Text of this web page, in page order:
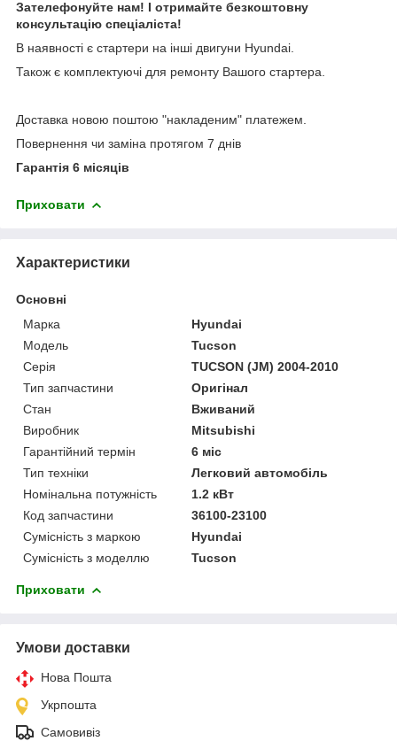
Зателефонуйте нам! І отримайте безкоштовну
консультацію спеціаліста!
В наявності є стартери на інші двигуни Hyundai.
Також є комплектуючі для ремонту Вашого стартера.
Доставка новою поштою "накладеним" платежем.
Повернення чи заміна протягом 7 днів
Гарантія 6 місяців
Приховати
Характеристики
Основні
Марка
Hyundai
Модель
Tucson
Серія
TUCSON (JM) 2004-2010
Тип запчастини
Оригінал
Стан
Вживаний
Виробник
Mitsubishi
Гарантійний термін
6 міс
Тип техніки
Легковий автомобіль
Номінальна потужність
1.2 кВт
Код запчастини
36100-23100
Сумісність з маркою
Hyundai
Сумісність з моделлю
Tucson
Приховати
Умови доставки
Нова Пошта
Укрпошта
Самовивіз